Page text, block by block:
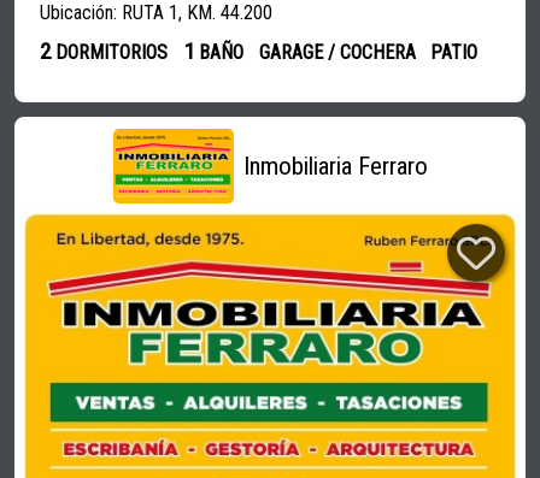
Ubicación: RUTA 1, KM. 44.200
2DORMITORIOS 1 BAÑO GARAGE / COCHERA PATIO
Inmobiliaria Ferraro